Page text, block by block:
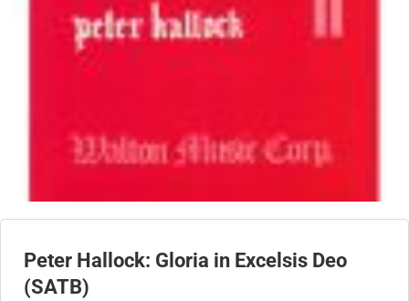
Peter Hallock: Gloria in Excelsis Deo
(SATB)